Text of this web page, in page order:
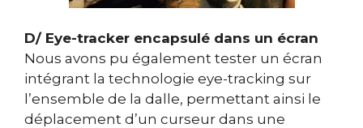
D/ Eye-tracker encapsulé dans un écran
Nous avons pu également tester un écran
intégrant la technologie eye-tracking sur
l’ensemble de la dalle, permettant ainsi le
déplacement d’un curseur dans une